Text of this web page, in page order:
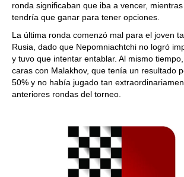
ronda significaban que iba a vencer,
tendría que ganar para tener opciones.
La última ronda comenzó mal para el joven
Rusia, dado que Nepomniachtchi no logró
y tuvo que intentar entablar. Al mismo
caras con Malakhov, que tenía un resultado
50% y no había jugado tan
anteriores rondas del torneo.